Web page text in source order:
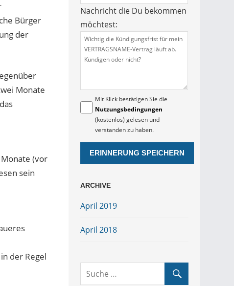
Bürger
der
Monate
(vor
sein
der Regel
Nachricht die Du bekommen
möchtest:
Mit Klick bestätigen Sie die
Nutzungsbedingungen
(kostenlos) gelesen und
verstanden zu haben.
ARCHIVE
April 2019
April 2018